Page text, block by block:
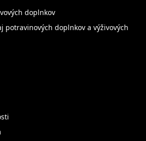
doplnkov
potravinových doplnkov a výživových